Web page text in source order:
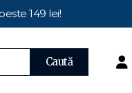
149 lei!
Caută